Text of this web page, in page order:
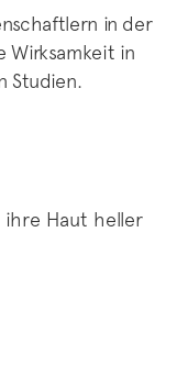
in der
Wirksamkeit in
Studien.
ihre Haut heller